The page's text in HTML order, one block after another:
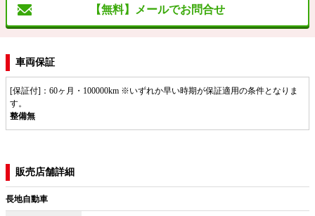
【無料】メールでお問合せ
車両保証
[保証付]：60ヶ月・100000km ※いずれか早い時期が保証適用の条件となりま
す。
整備無
販売店舗詳細
長地自動車